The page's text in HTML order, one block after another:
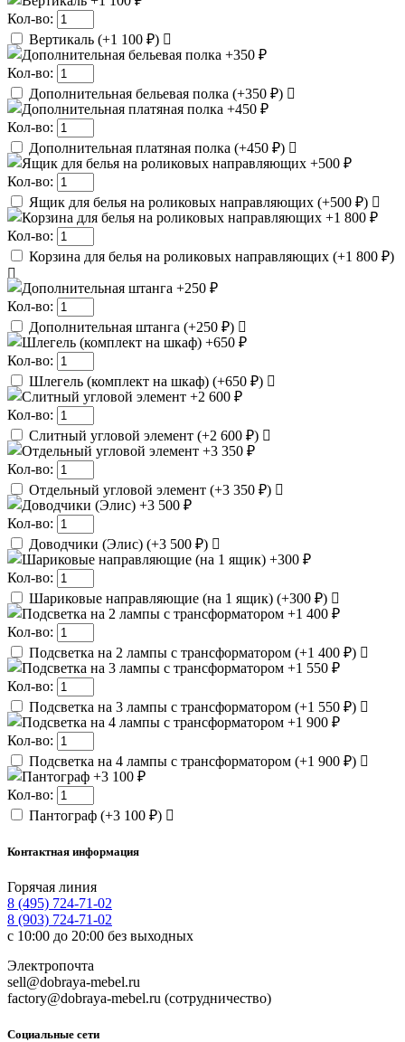
Кол-во:
Вертикаль (+1 100 ₽)
Кол-во:
Дополнительная бельевая полка (+350 ₽)
Кол-во:
Дополнительная платяная полка (+450 ₽)
Кол-во:
Ящик для белья на роликовых направляющих (+500 ₽)
Кол-во:
Корзина для белья на роликовых направляющих (+1 800 ₽)
Кол-во:
Дополнительная штанга (+250 ₽)
Кол-во:
Шлегель (комплект на шкаф) (+650 ₽)
Кол-во:
Слитный угловой элемент (+2 600 ₽)
Кол-во:
Отдельный угловой элемент (+3 350 ₽)
Кол-во:
Доводчики (Элис) (+3 500 ₽)
Кол-во:
Шариковые направляющие (на 1 ящик) (+300 ₽)
Кол-во:
Подсветка на 2 лампы с трансформатором (+1 400 ₽)
Кол-во:
Подсветка на 3 лампы с трансформатором (+1 550 ₽)
Кол-во:
Подсветка на 4 лампы с трансформатором (+1 900 ₽)
Кол-во:
Пантограф (+3 100 ₽)
Контактная информация
Горячая линия
8 (495) 724-71-02
8 (903) 724-71-02
с 10:00 до 20:00 без выходных
Электропочта
sell@dobraya-mebel.ru
factory@dobraya-mebel.ru (сотрудничество)
Социальные сети